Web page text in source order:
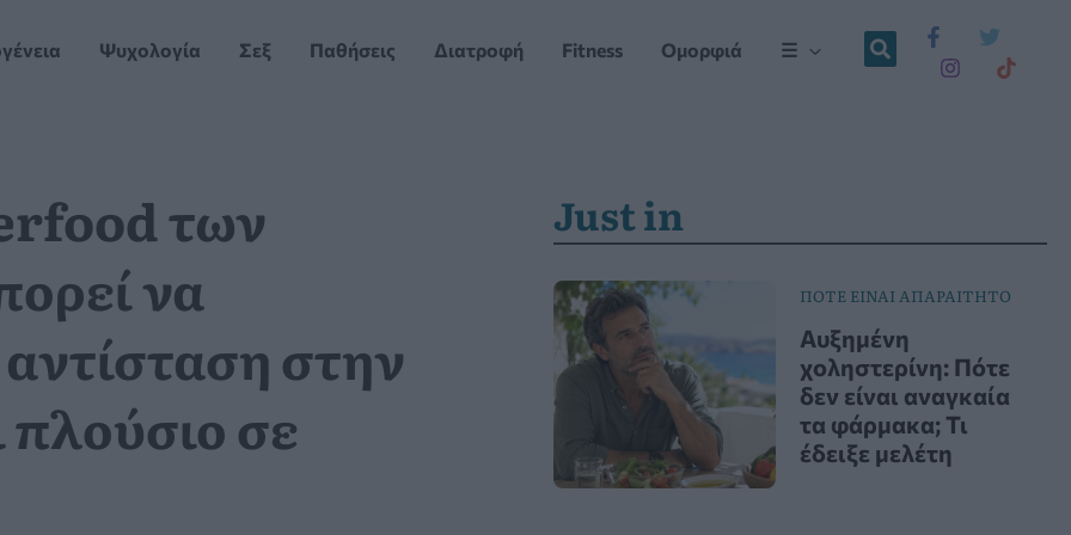
Ψυχολογία Σεξ Παθήσεις Διατροφή Fitness Ομορφιά ☰
των
να
στην
πλούσιο σε
Just in
ΠΟΤΕ ΕΙΝΑΙ ΑΠΑΡΑΙΤΗΤΟ
Αυξημένη
χοληστερίνη: Πότε
δεν είναι αναγκαία
τα φάρμακα; Τι
έδειξε μελέτη